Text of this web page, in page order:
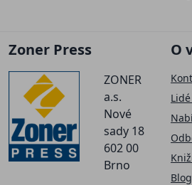
Zoner Press
ZONER
a.s.
Nové
sady 18
602 00
Brno
O
Blog